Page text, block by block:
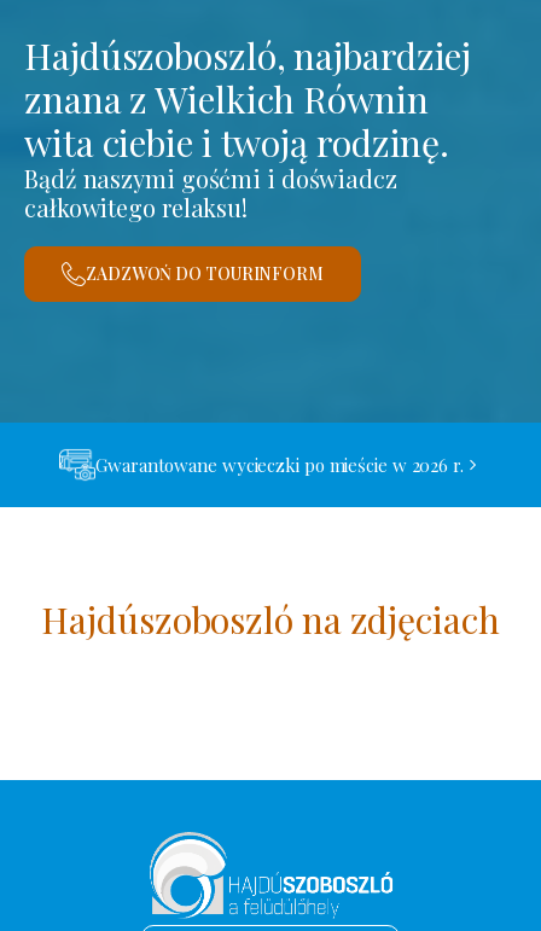
Hajdúszoboszló, najbardziej
znana z Wielkich Równin
wita ciebie i twoją rodzinę.
Bądź naszymi gośćmi i doświadcz
całkowitego relaksu!
ZADZWOŃ DO TOURINFORM
Gwarantowane wycieczki po mieście w 2026 r.
Hajdúszoboszló na zdjęciach